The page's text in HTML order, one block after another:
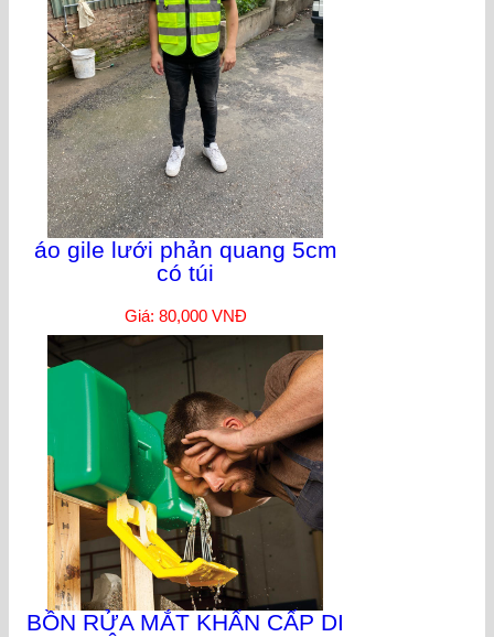
áo gile lưới phản quang 5cm
có túi
Giá: 80,000 VNĐ
BỒN RỬA MẮT KHẨN CẤP DI